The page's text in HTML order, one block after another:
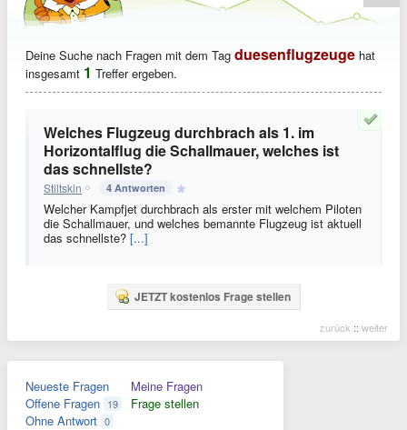
Deine Suche nach Fragen mit dem Tag duesenflugzeuge hat
insgesamt 1 Treffer ergeben.
Welches Flugzeug durchbrach als 1. im
Horizontalflug die Schallmauer, welches ist
das schnellste?
Stiltskin 4 Antworten
Welcher Kampfjet durchbrach als erster mit welchem Piloten
die Schallmauer, und welches bemannte Flugzeug ist aktuell
das schnellste? [...]
JETZT kostenlos Frage stellen
zurück :: weiter
Neueste Fragen
Offene Fragen 19
Ohne Antwort 0
Meine Fragen
Frage stellen